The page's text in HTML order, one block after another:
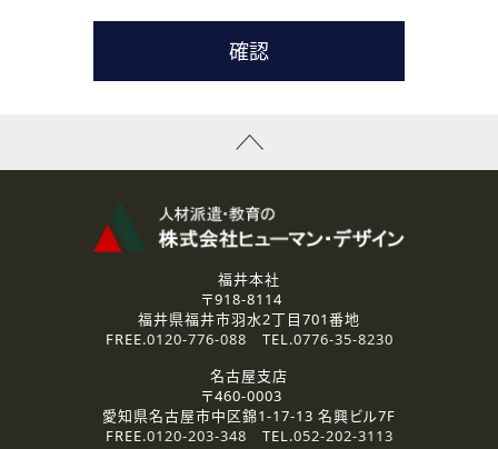
たします。
( 3 ) スタッフ派遣を検討されている企業の皆様
お問い合わせの内容に回答するために利用いたします。
なお、ご連絡手段は、電話・Ｅメールのいずれかの方法とい
資料送付、受講相談に関するご連絡のために利用いたしま
その他、お問い合わせの内容に回答するために利用いたし
なお、ご連絡手段は、電話・Ｅメールのいずれかの方法とい
2.個人情報の第三者提供
ご提供いただいた個人情報は、法令等の規定に従う場合を除き、
3.個人情報の取り扱いの委託
弊社の定める個人情報保護の評価基準を満たした委託先に、個
人情報を委託する場合があります。
福井本社
〒918-8114
福井県福井市羽水2丁目701番地
FREE.0120-776-088 TEL.0776-35-8230
名古屋支店
〒460-0003
愛知県名古屋市中区錦1-17-13 名興ビル7F
FREE.0120-203-348 TEL.052-202-3113